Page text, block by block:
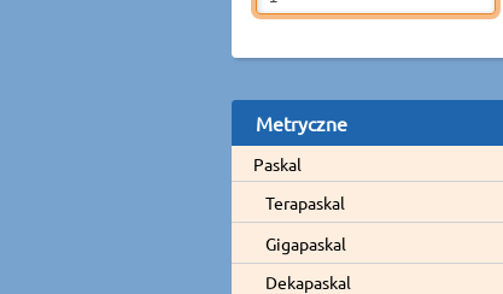
Metryczne
Paskal
Terapaskal
Gigapaskal
Dekapaskal